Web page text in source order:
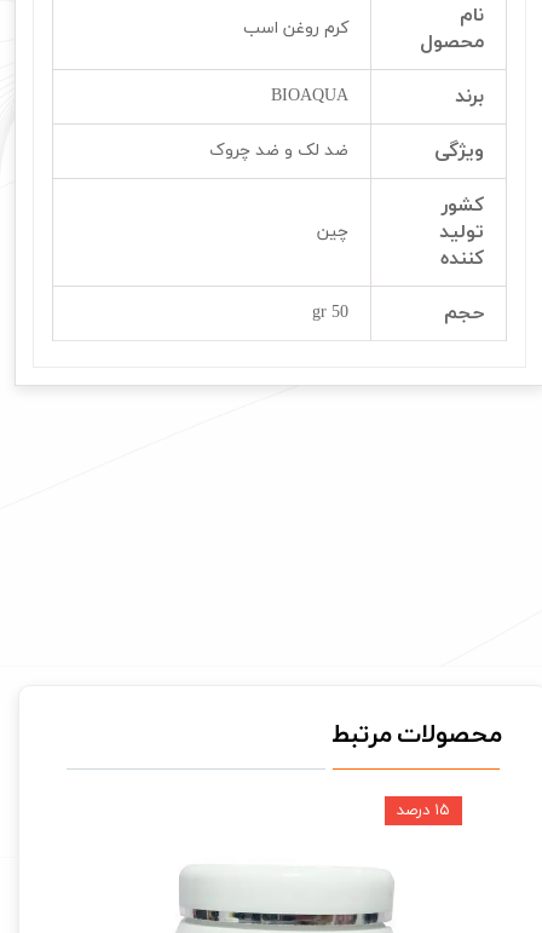
نام
محصول
کرم روغن اسب
برند BIOAQUA
ویژگی ضد لک و ضد چروک
کشور
تولید
کننده
چین
حجم 50 gr
محصولات مرتبط
۱۵ درصد